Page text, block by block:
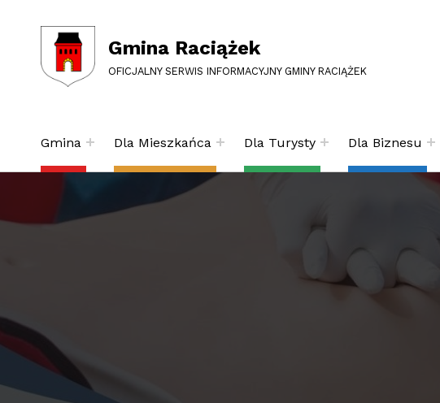
Gmina Raciążek
OFICJALNY SERWIS INFORMACYJNY GMINY RACIĄŻEK
Gmina Dla Mieszkańca Dla Turysty Dla Biznesu